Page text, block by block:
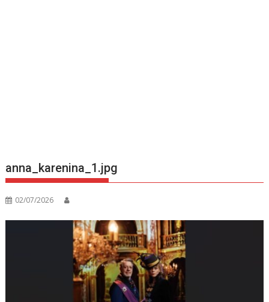
anna_karenina_1.jpg
02/07/2026